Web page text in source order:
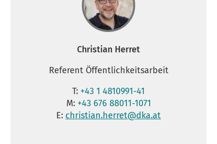
Christian Herret
Referent Öffentlichkeitsarbeit
T: +43 1 4810991-41
M: +43 676 88011-1071
E: christian.herret@dka.at